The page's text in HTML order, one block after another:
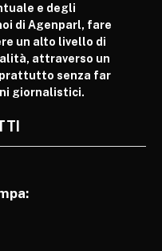
e degli
di Agenparl, fare
un alto livello di
attraverso un
senza far
giornalistici.